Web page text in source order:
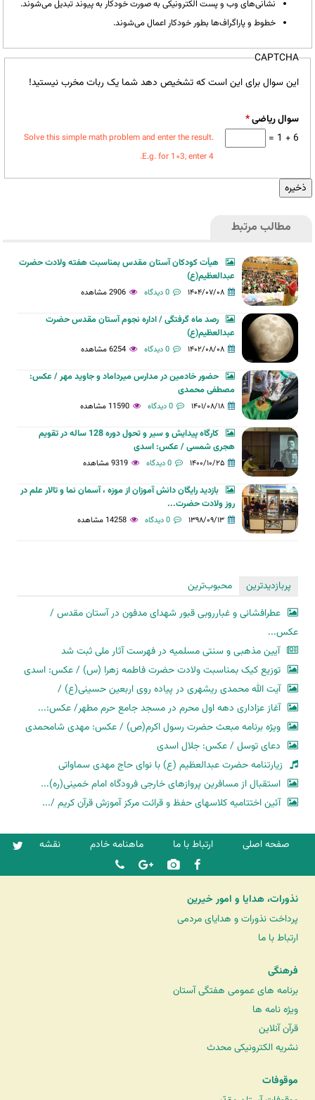
نشانی‌های وب و پست الکترونیکی به صورت خودکار به پیوند تبدیل می‌شوند.
خطوط و پاراگراف‌ها بطور خودکار اعمال می‌شوند.
CAPTCHA
این سوال برای این است که تشخیص دهد شما یک ربات مخرب نیستید!
سوال ریاضی*
6 + 1 =
Solve this simple math problem and enter the result.
E.g. for 1+3, enter 4.
مطالب مرتبط
هیأت کودکان آستان مقدس بمناسبت هفته ولادت حضرت
عبدالعظیم(ع)
۱۴۰۴/۰۷/۰۸ 0 دیدگاه 2906 مشاهده
رصد ماه گرفتگی / اداره نجوم آستان مقدس حضرت
عبدالعظیم(ع)
۱۴۰۲/۰۸/۰۸ 0 دیدگاه 6254 مشاهده
حضور خادمین در مدارس میرداماد و جاوید مهر / عکس:
مصطفی محمدی
۱۴۰۱/۰۸/۱۸ 0 دیدگاه 11590 مشاهده
کارگاه پیدایش و سیر و تحول دوره 128 ساله در تقویم
هجری شمسی / عکس: اسدی
۱۴۰۰/۱۰/۲۵ 0 دیدگاه 9319 مشاهده
بازدید رایگان دانش آموزان از موزه ، آسمان نما و تالار علم در
روز ولادت حضرت...
۱۳۹۸/۰۹/۱۳ 0 دیدگاه 14258 مشاهده
پربازدیدترین
محبوب‌ترین
عطرافشانی و غبارروبی قبور شهدای مدفون در آستان مقدس /
عکس...
آیین مذهبی و سنتی مسلمیه در فهرست آثار ملی ثبت شد
توزیع کیک بمناسبت ولادت حضرت فاطمه زهرا (س) / عکس: اسدی
آیت الله محمدی ریشهری در پیاده روی اربعین حسینی(ع) /
آغاز عزاداری دهه اول محرم در مسجد جامع حرم مطهر/ عکس:...
ویژه برنامه مبعث حضرت رسول اکرم(ص) / عکس: مهدی شامحمدی
دعای توسل / عکس: جلال اسدی
زیارتنامه حضرت عبدالعظیم (ع) با نوای حاج مهدی سماواتی
استقبال از مسافرین پروازهای خارجی فرودگاه امام خمینی(ره)...
آئین اختتامیه کلاسهای حفظ و قرائت مرکز آموزش قرآن کریم /...
صفحه اصلی ارتباط با ما ماهنامه خادم نقشه
نذورات، هدایا و امور خیرین
پرداخت نذورات و هدایای مردمی
ارتباط با ما
فرهنگی
برنامه های عمومی هفتگی آستان
ویژه نامه ها
قرآن آنلاین
نشریه الکترونیکی محدث
موقوفات